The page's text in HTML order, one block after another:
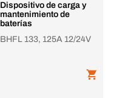
Dispositivo de carga y
mantenimiento de
baterías
BHFL 133, 125A 12/24V